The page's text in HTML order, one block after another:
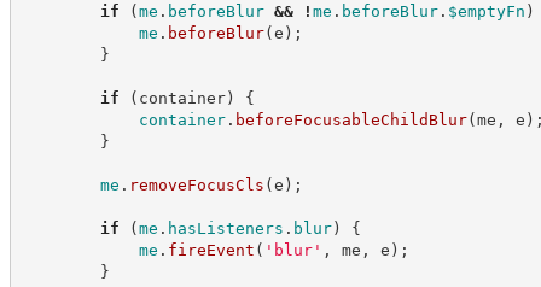
if (me . beforeBlur && ! me . beforeBlur. $emptyFn )
me . beforeBlur(e ) ;
}
if ( container)
{
container. beforeFocusableChildBlur(me , e )
}
me . removeFocusCls (e ) ;
if (me . hasListeners . blur)
{
me . fireEvent ( ' blur' , me , e ) ;
}